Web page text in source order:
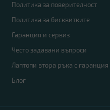
Политика за поверителност
Политика за бисквитките
Гаранция и сервиз
Често задавани въпроси
Лаптопи втора ръка с гаранция
Блог